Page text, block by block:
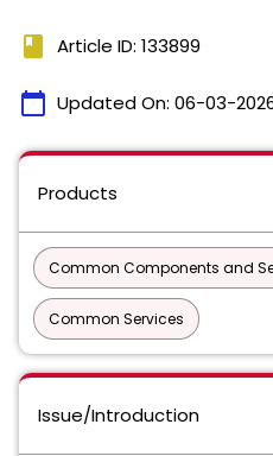
book Article ID: 133899
calendar_today Updated On: 06-03-
Products
Common Components and
Common Services
Issue/Introduction